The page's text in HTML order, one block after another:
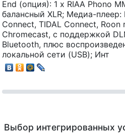
End (опция): 1 x RIAA Phono
балансный XLR; Медиа-
Connect, TIDAL Connect, Roon
Chromecast, с поддержкой
Bluetooth, плюс
локальной сети (USB); Инт
Выбор интегрированных